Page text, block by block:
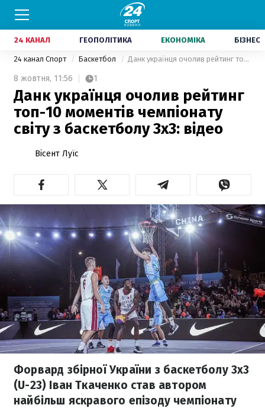
24 КАНАЛ ГЕОПОЛІТИКА ЕКОНОМІКА БІЗНЕС
24 канал Спорт Баскетбол Данк українця очолив рейтинг топ-10 моментів чемпіонату світу з баскетболу 3х3: відео
8 жовтня, 11:56 1
Данк українця очолив рейтинг
топ-10 моментів чемпіонату
світу з баскетболу 3х3: відео
Вісент Луїс
Форвард збірної України з баскетболу 3х3
(U-23) Іван Ткаченко став автором
найбільш яскравого епізоду чемпіонату